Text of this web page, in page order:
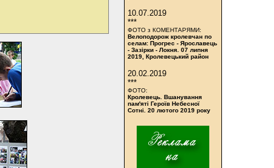
10.07.2019
***
ФОТО з КОМЕНТАРЯМИ:
Велоподорож кролевчан по
селам: Прогрес - Ярославець
- Зазірки - Локня. 07 липня
2019, Кролевецький район
20.02.2019
***
ФОТО:
Кролевець. Вшанування
пам'яті Героїв Небесної
Сотні. 20 лютого 2019 року